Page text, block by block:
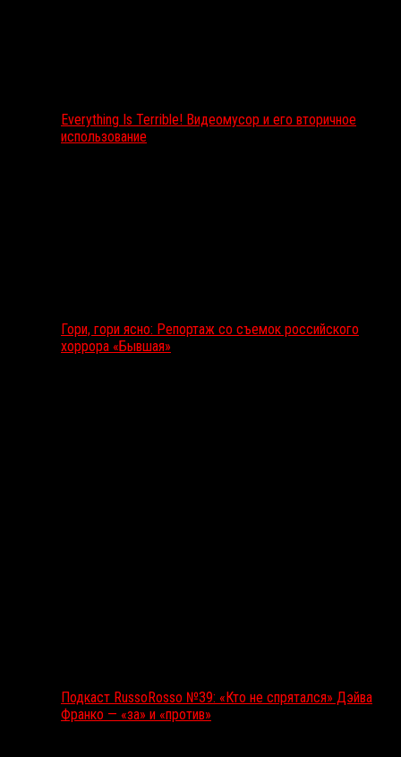
Everything Is Terrible! Видеомусор и его вторичное
использование
Гори, гори ясно: Репортаж со съемок российского
хоррора «Бывшая»
Подкаст RussoRosso №39: «Кто не спрятался» Дэйва
Франко — «за» и «против»